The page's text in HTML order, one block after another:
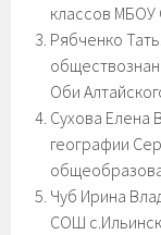
классов
Рябченко
Оби
Сухова Елена
географии
Чуб Ирина
СОШ